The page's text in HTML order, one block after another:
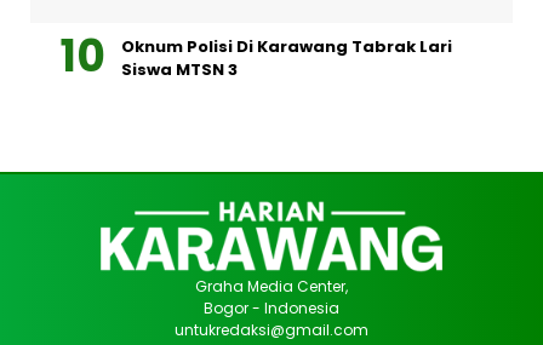
Oknum Polisi Di Karawang Tabrak Lari
Siswa MTSN 3
Graha Media Center,
Bogor - Indonesia
untukredaksi@gmail.com